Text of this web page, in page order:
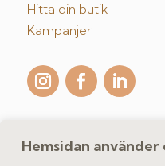
Hemsidan använder
Hitta din butik
Kampanjer